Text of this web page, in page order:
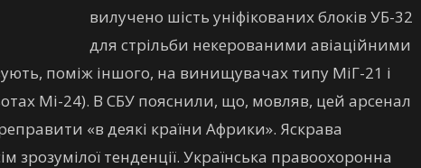
вилучено шість уніфікованих блоків УБ-32
для стрільби некерованими авіаційними
поміж іншого, на винищувачах типу МіГ-21 і
Мі-24). В СБУ пояснили, що, мовляв, цей арсенал
«в деякі країни Африки». Яскрава
зрозумілої тенденції. Українська правоохоронна